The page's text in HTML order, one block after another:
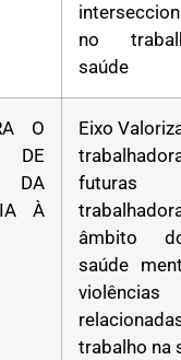
no
saúde
O
DA
À
Eixo
futuras
âmbito
saúde
violências
trabalho na